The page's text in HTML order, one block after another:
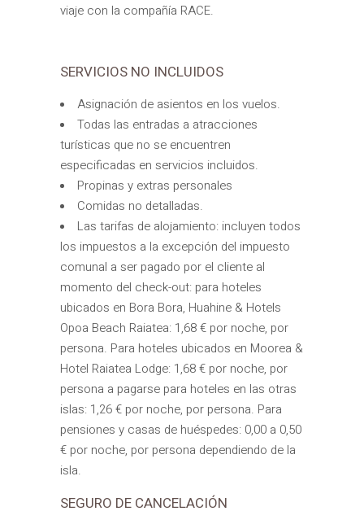
viaje con la compañía RACE.
SERVICIOS NO INCLUIDOS
Asignación de asientos en los vuelos.
Todas las entradas a atracciones
turísticas que no se encuentren
especificadas en servicios incluidos.
Propinas y extras personales
Comidas no detalladas.
Las tarifas de alojamiento: incluyen todos
los impuestos a la excepción del impuesto
comunal a ser pagado por el cliente al
momento del check-out: para hoteles
ubicados en Bora Bora, Huahine & Hotels
Opoa Beach Raiatea: 1,68 € por noche, por
persona. Para hoteles ubicados en Moorea &
Hotel Raiatea Lodge: 1,68 € por noche, por
persona a pagarse para hoteles en las otras
islas: 1,26 € por noche, por persona. Para
pensiones y casas de huéspedes: 0,00 a 0,50
€ por noche, por persona dependiendo de la
isla.
SEGURO DE CANCELACIÓN